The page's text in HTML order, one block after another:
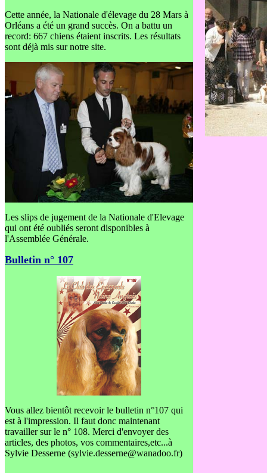
Cette année, la Nationale d'élevage du 28 Mars à
Orléans a été un grand succès. On a battu un
record: 667 chiens étaient inscrits. Les résultats
sont déjà mis sur notre site.
Les slips de jugement de la Nationale d'Elevage
qui ont été oubliés seront disponibles à
l'Assemblée Générale.
Bulletin n° 107
Vous allez bientôt recevoir le bulletin n°107 qui
est à l'impression. Il faut donc maintenant
travailler sur le n° 108. Merci d'envoyer des
articles, des photos, vos commentaires,etc...à
Sylvie Desserne (sylvie.desserne@wanadoo.fr)